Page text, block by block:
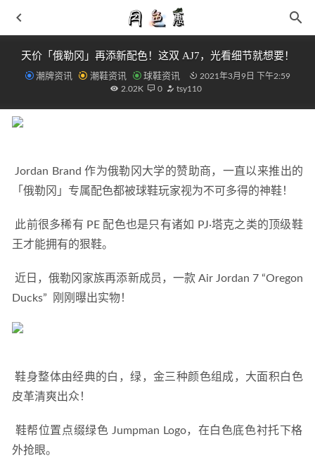
天价「俄勒冈」再添新配色！这双 AJ7，光看细节就想要！
潮牌资讯 潮鞋资讯 球鞋资讯
2021年3月9日 下午2:59
2.02K
0 tsy110
「俄勒冈」专属配色都被球鞋玩家视为不可多得的神鞋！
王才能拥有的狠鞋。
近日，俄勒冈家族再添新成员，一款 Air Jordan 7 “Oregon
Ducks”  刚刚曝出实物！
鞋身整体由经典的白，绿，金三种颜色组成，大面积白色
皮革清爽出众！
外抢眼。
今年大火的“Glovee Shoes”手套鞋,奶奶鞋又成了时髦 2019-
03-17
2021-08-01
糖尿病人禁用暖宝宝 无法感知水温需合理的保暖
独特的山系甜美风! NB「Hiking Pack」系列 2002R 全新配色
曝光!
2022-06-02